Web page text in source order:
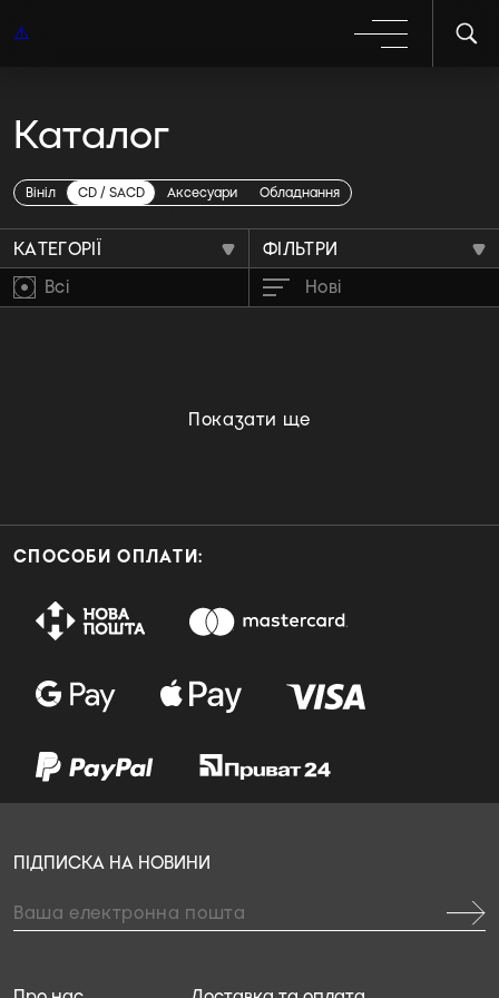
Каталог
Вініл CD / SACD Аксесуари Обладнання
Gangsta Rap
КАТЕГОРІЇ
ФІЛЬТРИ
Всі
Нові
Показати ще
СПОСОБИ ОПЛАТИ:
ПІДПИСКА НА НОВИНИ